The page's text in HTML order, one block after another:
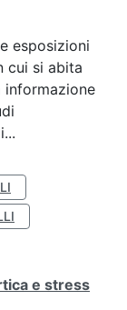
esposizioni
cui si abita
informazione
e stress